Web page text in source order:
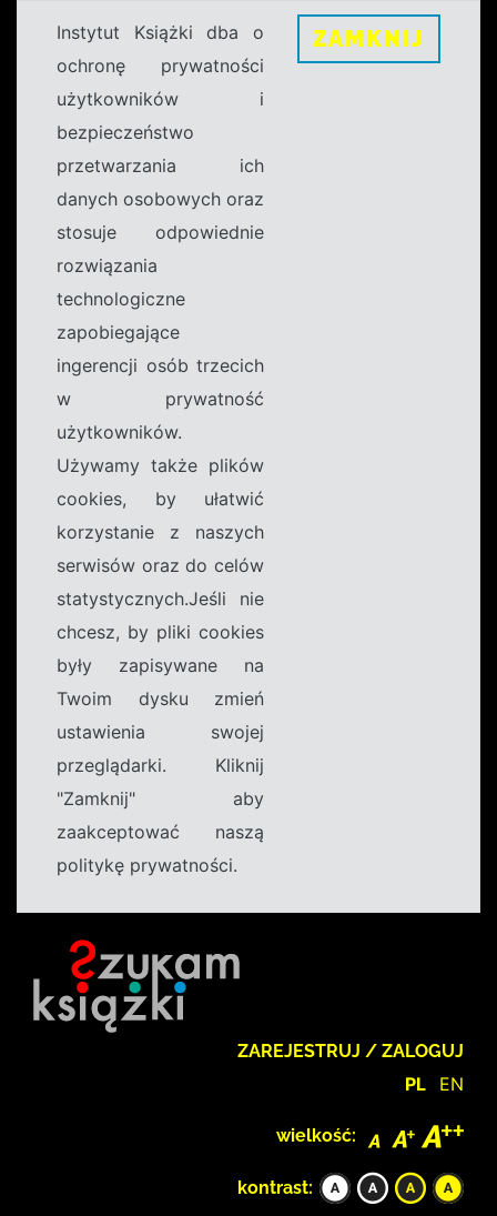
Instytut Książki dba o
ochronę prywatności
użytkowników i
bezpieczeństwo
przetwarzania ich
danych osobowych oraz
stosuje odpowiednie
rozwiązania
technologiczne
zapobiegające
ingerencji osób trzecich
w prywatność
użytkowników.
Używamy także plików
cookies, by ułatwić
korzystanie z naszych
serwisów oraz do celów
statystycznych.Jeśli nie
chcesz, by pliki cookies
były zapisywane na
Twoim dysku zmień
ustawienia swojej
przeglądarki. Kliknij
"Zamknij" aby
zaakceptować naszą
politykę prywatności.
ZAMKNIJ
ZAREJESTRUJ / ZALOGUJ
PL EN
wielkość:
kontrast: